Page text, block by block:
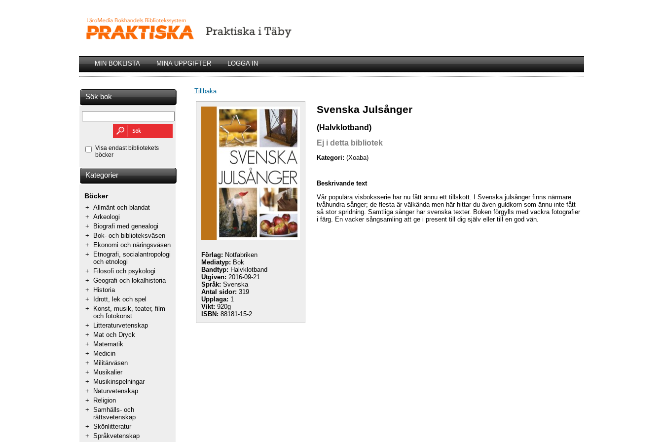
MIN BOKLISTA MINA UPPGIFTER LOGGA IN
Sök bok
Visa endast bibliotekets
böcker
Kategorier
Böcker
+ Allmänt och blandat
+ Arkeologi
+
Biografi med genealogi
+
Bok- och biblioteksväsen
+
Ekonomi och näringsväsen
+
Etnografi, socialantropologi
och etnologi
+
Filosofi och psykologi
+ Geografi och lokalhistoria
+
Historia
+
Idrott, lek och spel
+
Konst, musik, teater, film
och fotokonst
+
Litteraturvetenskap
+
Mat och Dryck
+
Matematik
+
Medicin
+
Militärväsen
+
Musikalier
+
Musikinspelningar
+
Naturvetenskap
+
Religion
+ Samhälls- och
rättsvetenskap
+ Skönlitteratur
+ Språkvetenskap
Tillbaka
Förlag: Notfabriken
Mediatyp: Bok
Bandtyp: Halvklotband
Utgiven: 2016-09-21
Språk: Svenska
Antal sidor: 319
Upplaga: 1
Vikt: 920g
ISBN: 88181-15-2
Svenska Julsånger
(Halvklotband)
Ej i detta bibliotek
Kategori: (Xoaba)
Beskrivande text
Vår populära visboksserie har nu fått ännu ett tillskott. I Svenska julsånger finns närmare
tvåhundra sånger; de flesta är välkända men här hittar du även guldkorn som ännu inte fått
så stor spridning. Samtliga sånger har svenska texter. Boken förgylls med vackra fotografier
i färg. En vacker sångsamling att ge i present till dig själv eller till en god vän.